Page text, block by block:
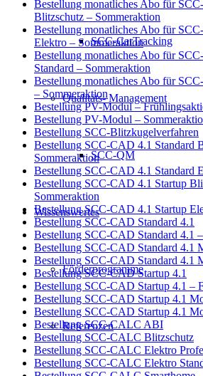
SCC-CarTracking
Qualitäts- Management
SCC-QM
Wissenswertes
Förderprogramme
Referenzen
Bestellung monatliches Abo für
Blitzschutz – Sommeraktion
Bestellung monatliches Abo für
Elektro – Sommeraktion
Bestellung monatliches Abo für
Standard – Sommeraktion
Bestellung monatliches Abo für
– Sommeraktion
Bestellung PV-Modul –
Bestellung PV-Modul –
Bestellung SCC-Blitzkugelverfahren
Bestellung SCC-CAD 4.1 Standard
Sommeraktion
Bestellung SCC-CAD 4.1 Standard
Bestellung SCC-CAD 4.1 Startup
Sommeraktion
Bestellung SCC-CAD 4.1 Startup
Bestellung SCC-CAD Standard 4.1
Bestellung SCC-CAD Standard 4.1
Bestellung SCC-CAD Standard 4.1
Bestellung SCC-CAD Standard 4.1
Bestellung SCC-CAD Startup 4.1
Bestellung SCC-CAD Startup 4.1 –
Bestellung SCC-CAD Startup 4.1
Bestellung SCC-CAD Startup 4.1
Bestellung SCC-CALC ABI
Bestellung SCC-CALC Blitzschutz
Bestellung SCC-CALC Elektro
Bestellung SCC-CALC Elektro